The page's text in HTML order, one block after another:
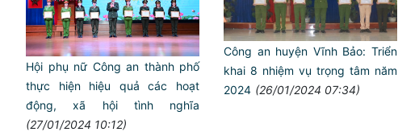
Hội phụ nữ Công an thành phố
thực hiện hiệu quả các hoạt
động, xã hội tình nghĩa
(27/01/2024 10:12)
Công an huyện Vĩnh Bảo: Triển
khai 8 nhiệm vụ trọng tâm năm
2024 (26/01/2024 07:34)